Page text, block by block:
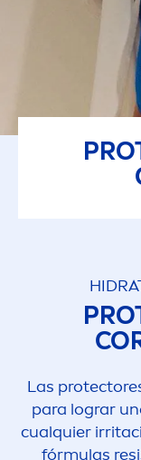
Las protect
para lograr
cualquier
fórmulas